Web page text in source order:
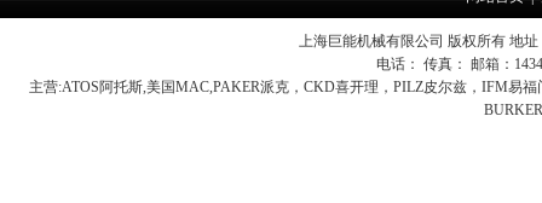
上海巨能机械有限公司 版权所有 地
电话： 传真： 邮箱：
主营:ATOS阿托斯,美国MAC,PAKER派克，CKD喜开理，PILZ皮尔兹，IFM易